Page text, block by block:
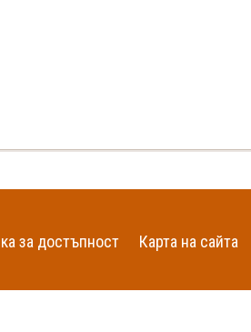
за достъпност Карта на сайта